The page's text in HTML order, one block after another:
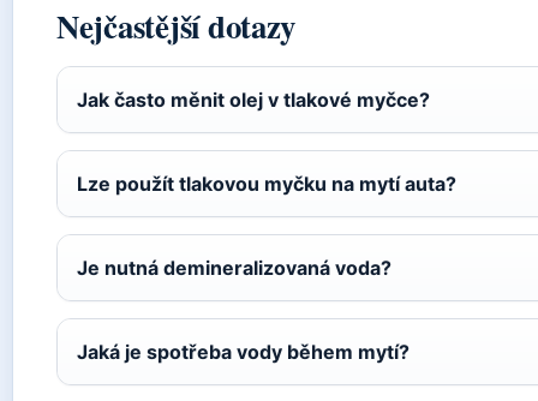
Nejčastější dotazy
Jak často měnit olej v tlakové myčce?
Lze použít tlakovou myčku na mytí auta?
Je nutná demineralizovaná voda?
Jaká je spotřeba vody během mytí?